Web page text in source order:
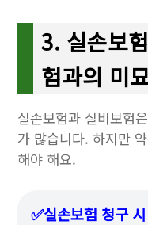
3. 실손보
험과의 미
실손보험과 실비보험
가 많습니다. 하지만
해야 해요.
✅실손보험 청구